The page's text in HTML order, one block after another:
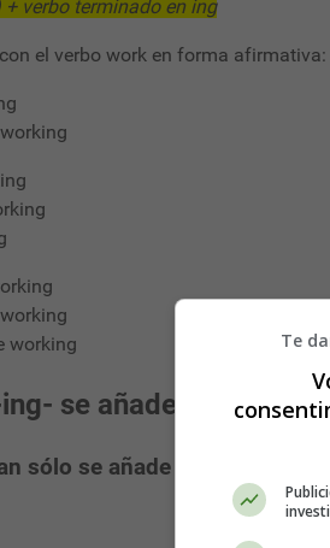
+ verbo terminado en ing
el verbo work en forma afirmativa:
working
se añade al verbo
sólo se añade -ing- al
Te